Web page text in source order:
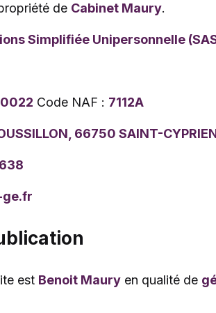
de Cabinet Maury.
Simplifiée Unipersonnelle
Code NAF : 7112A
66750 SAINT-
ge.fr
est Benoit Maury en qualité de